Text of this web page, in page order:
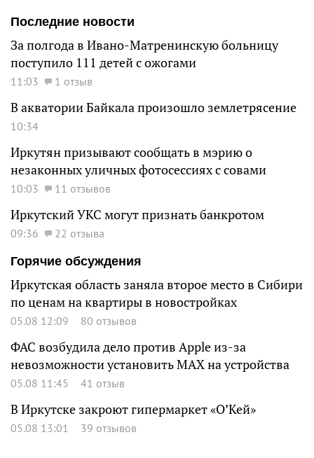
Последние новости
За полгода в Ивано-Матренинскую больницу
поступило 111 детей с ожогами
11:03 1 отзыв
В акватории Байкала произошло землетрясение
10:34
Иркутян призывают сообщать в мэрию о
незаконных уличных фотосессиях с совами
10:03 11 отзывов
Иркутский УКС могут признать банкротом
09:36
22 отзыва
Горячие обсуждения
Иркутская область заняла второе место в Сибири
по ценам на квартиры в новостройках
05.08 12:09 80 отзывов
ФАС возбудила дело против Apple из-за
невозможности установить MAX на устройства
05.08 11:45 41 отзыв
В Иркутске закроют гипермаркет «О’Кей»
05.08 13:01 39 отзывов